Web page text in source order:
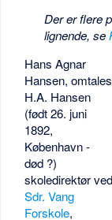
Der er flere
lignende, se
Hans Agnar
Hansen, omtales
H.A. Hansen
(født 26. juni
1892,
København -
død ?)
skoledirektør ved
Sdr. Vang
Forskole,